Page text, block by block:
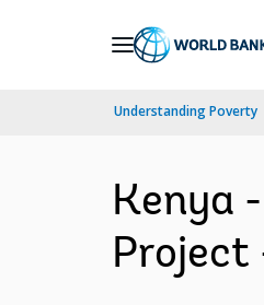
Understanding Poverty
Kenya
Project